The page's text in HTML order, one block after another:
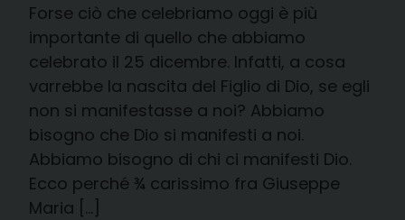
Forse ciò che celebriamo oggi è più
importante di quello che abbiamo
celebrato il 25 dicembre. Infatti, a cosa
varrebbe la nascita del Figlio di Dio, se egli
non si manifestasse a noi? Abbiamo
bisogno che Dio si manifesti a noi.
Abbiamo bisogno di chi ci manifesti Dio.
Ecco perché ¾ carissimo fra Giuseppe
Maria […]